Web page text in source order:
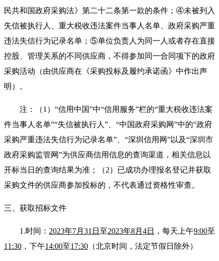
民共和国政府采购法》第二十二条第一款的条件；④未被列入
失信被执行人、重大税收违法案件当事人名单、政府采购严重
违法失信行为记录名单；⑤单位负责人为同一人或者存在直接
控股、管理关系的不同供应商，不得参加同一合同项下的政府
采购活动（由供应商在《采购投标及履约承诺函》中作出声
明）。
注：（1）“信用中国”中“信用服务”栏的“重大税收违法案
件当事人名单”“失信被执行人”、“中国政府采购网”中的“政府
采购严重违法失信行为记录名单”、“深圳信用网”以及“深圳市
政府采购监管网”为供应商信用信息的查询渠道，相关信息以
开标当日的查询结果为准；（2）已成功办理报名登记并获取
采购文件的供应商参加投标的，不代表通过资格性审查。
三、获取招标文件
1.时间： 2023年7月31日 至2023年8月4日 ，每天上午9:00至
11:30 ，下午14:00至17:30 （北京时间，法定节假日除外）